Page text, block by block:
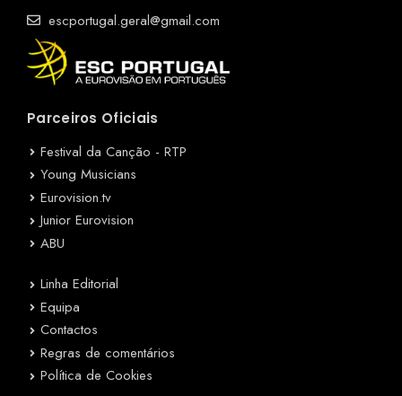
escportugal.geral@gmail.com
Parceiros Oficiais
Festival da Canção - RTP
Young Musicians
Eurovision.tv
Junior Eurovision
ABU
Linha Editorial
Equipa
Contactos
Regras de comentários
Política de Cookies